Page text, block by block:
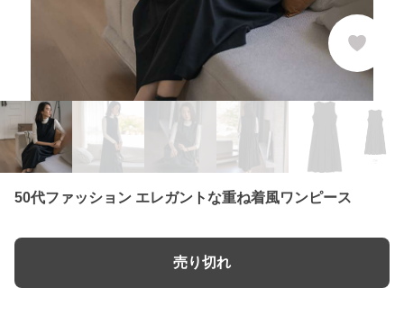
50代ファッション エレガントな重ね着風ワンピース
売り切れ